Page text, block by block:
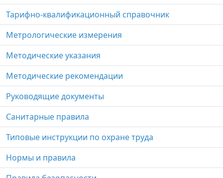
Тарифно-квалификационный справочник
Метрологические измерения
Методические указания
Методические рекомендации
Руководящие документы
Санитарные правила
Типовые инструкции по охране труда
Нормы и правила